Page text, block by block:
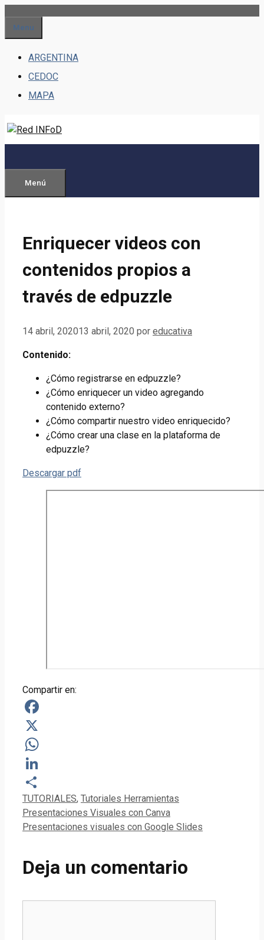
contenido
Menu
ARGENTINA
CEDOC
MAPA
Menú
Enriquecer videos con
contenidos propios a
través de edpuzzle
14 abril, 202013 abril, 2020 por educativa
Contenido:
¿Cómo registrarse en edpuzzle?
¿Cómo enriquecer un video agregando
contenido externo?
¿Cómo compartir nuestro video enriquecido?
¿Cómo crear una clase en la plataforma de
edpuzzle?
Descargar pdf
Compartir en:
Facebook
X
WhatsApp
LinkedIn
Compartir
Categorías
TUTORIALES, Tutoriales Herramientas
Presentaciones Visuales con Canva
Presentaciones visuales con Google Slides
Deja un comentario